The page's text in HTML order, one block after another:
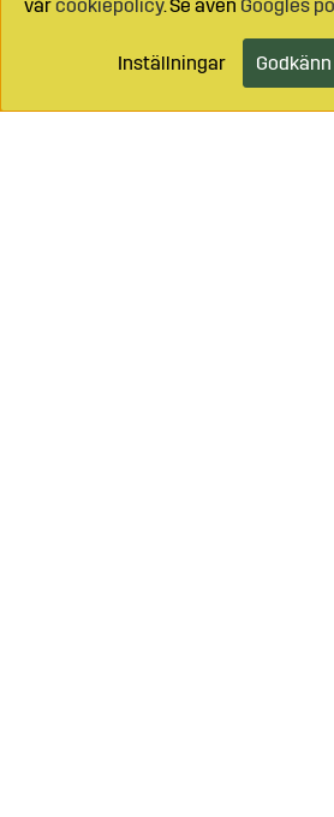
Lägg i
vårcookiepolicy. Se även Googles
Inställningar